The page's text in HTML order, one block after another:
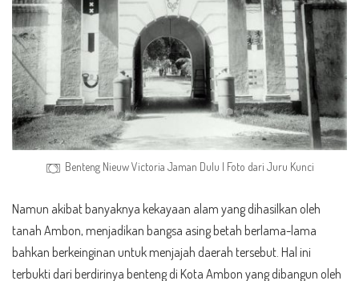
Benteng Nieuw Victoria Jaman Dulu | Foto dari Juru Kunci
Namun akibat banyaknya kekayaan alam yang dihasilkan oleh
tanah Ambon, menjadikan bangsa asing betah berlama-lama
bahkan berkeinginan untuk menjajah daerah tersebut. Hal ini
terbukti dari berdirinya benteng di Kota Ambon yang dibangun oleh